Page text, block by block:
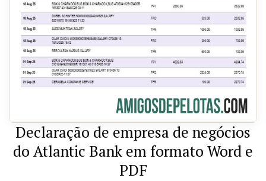
Declaração de empresa de negócios
do Atlantic Bank em formato Word e
PDF